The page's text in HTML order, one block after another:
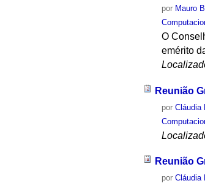
por Mauro
O
emérito
Reunião
porCláudia
Reunião
porCláudia